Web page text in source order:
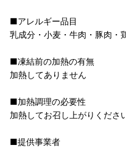
■アレルギー品目
乳成分・小麦・牛肉・豚肉・
■凍結前の加熱の有無
加熱してありません
■加熱調理の必要性
加熱してお召し上がりくださ
■提供事業者